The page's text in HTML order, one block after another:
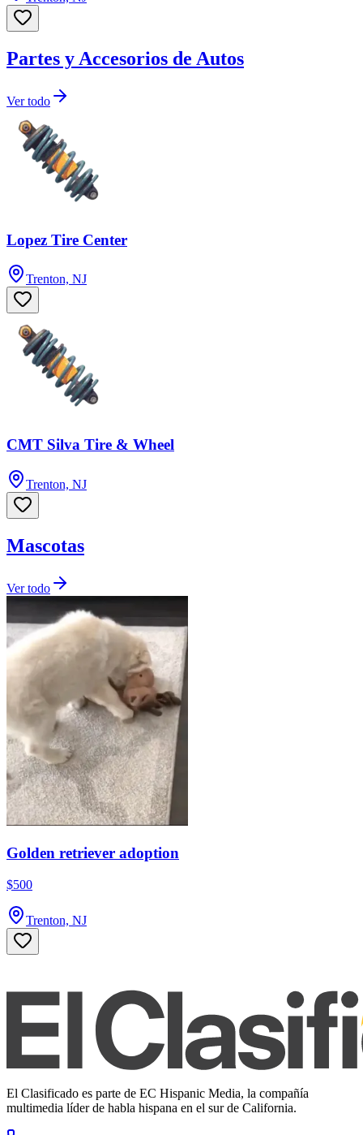
Partes y Accesorios de Autos
Ver todo
Lopez Tire Center
Trenton, NJ
CMT Silva Tire & Wheel
Trenton, NJ
Mascotas
Ver todo
Golden retriever adoption
$500
Trenton, NJ
El Clasificado es parte de EC Hispanic Media, la compañía
multimedia líder de habla hispana en el sur de California.